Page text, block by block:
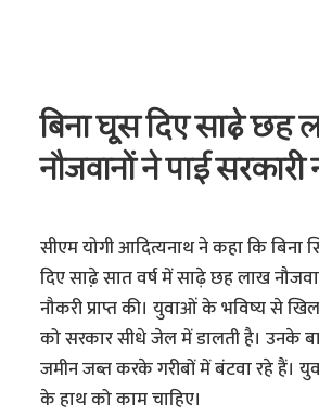
बिना घूस दिए साढ़े छह
नौजवानों ने पाई सरकारी
सीएम योगी आदित्यनाथ ने कहा कि
दिए साढे़ सात वर्ष में साढ़े छह लाख
नौकरी प्राप्त की। युवाओं के भविष्य से
को सरकार सीधे जेल में डालती है। उनके
जमीन जब्त करके गरीबों में बंटवा रहे हैं।
के हाथ को काम चाहिए।